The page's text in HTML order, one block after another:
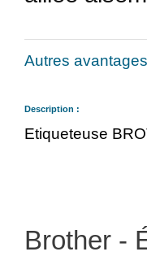
Autres
Description :
Etiqueteuse
Brother -